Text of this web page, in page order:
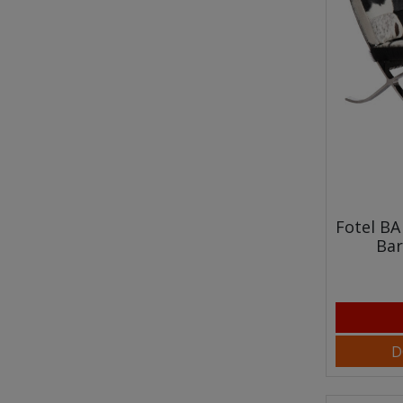
Fotel